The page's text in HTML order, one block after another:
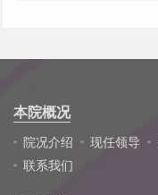
本院概况
院况介绍 现任领导
联系我们